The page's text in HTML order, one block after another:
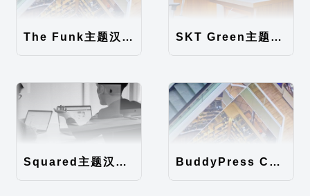
The Funk主题汉化包 SKT Green主题汉化包
Squared主题汉化包 BuddyPress Colours主题汉化包